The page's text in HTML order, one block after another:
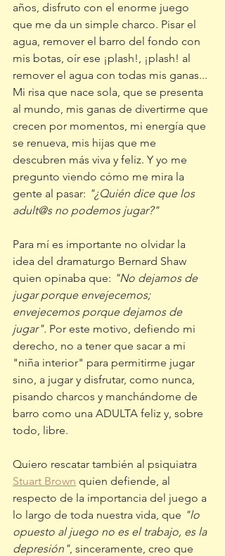
años, disfruto con el enorme juego
que me da un simple charco. Pisar el
agua, remover el barro del fondo con
mis botas, oír ese ¡plash!, ¡plash! al
remover el agua con todas mis ganas...
Mi risa que nace sola, que se presenta
al mundo, mis ganas de divertirme que
crecen por momentos, mi energía que
se renueva, mis hijas que me
descubren más viva y feliz. Y yo me
pregunto viendo cómo me mira la
gente al pasar: "¿Quién dice que los
adult@s no podemos jugar?"
Para mí es importante no olvidar la
idea del dramaturgo Bernard Shaw
quien opinaba que: "No dejamos de
jugar porque envejecemos;
envejecemos porque dejamos de
jugar". Por este motivo, defiendo mi
derecho, no a tener que sacar a mi
"niña interior" para permitirme jugar
sino, a jugar y disfrutar, como nunca,
pisando charcos y manchándome de
barro como una ADULTA feliz y, sobre
todo, libre.
Quiero rescatar también al psiquiatra
Stuart Brown quien defiende, al
respecto de la importancia del juego a
lo largo de toda nuestra vida, que "lo
opuesto al juego no es el trabajo, es la
depresión", sinceramente, creo que